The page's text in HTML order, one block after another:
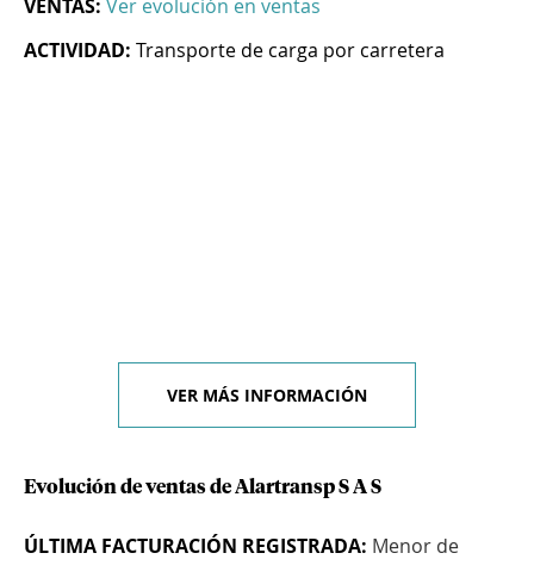
VENTAS: Ver evolución en ventas
ACTIVIDAD: Transporte de carga por carretera
VER MÁS INFORMACIÓN
Evolución de ventas de Alartransp S A S
ÚLTIMA FACTURACIÓN REGISTRADA: Menor de